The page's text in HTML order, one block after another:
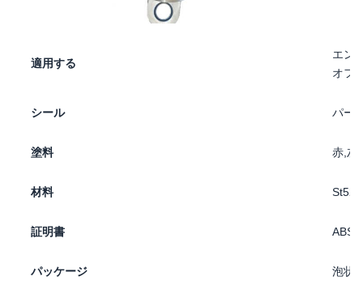
適用する
エン
オフ
シール パー
塗料 赤,灰
材料
証明書 ABS,
パッケージ 泡状